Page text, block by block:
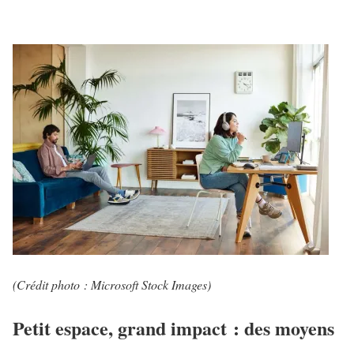
(Crédit photo : Microsoft Stock Images)
Petit espace, grand impact : des moyens